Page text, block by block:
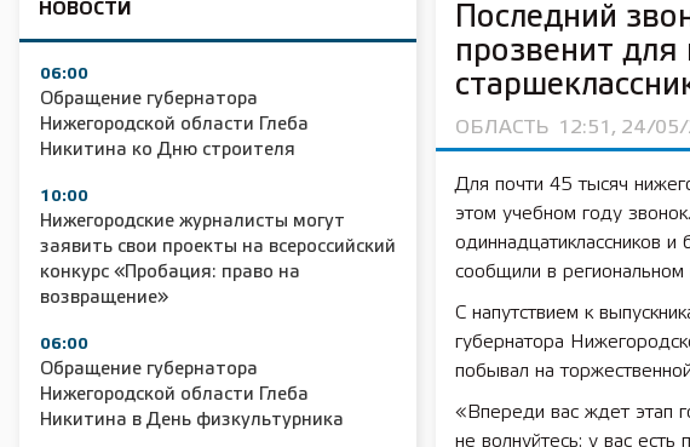
НОВОСТИ
06:00
Обращение губернатора
Нижегородской области Глеба
Никитина ко Дню строителя
10:00
Нижегородские журналисты могут
заявить свои проекты на всероссийский
конкурс «Пробация: право на
возвращение»
06:00
Обращение губернатора
Нижегородской области Глеба
Никитина в День физкультурника
Последний
прозвенит
ОБЛАСТЬ 12:51, 24/
Для почти 45 тысяч
этом учебном году
одиннадцатиклассников
сообщили в региональном
С напутствием к
губернатора
побывал на
«Впереди вас ждет этап
не волнуйтесь: у вас